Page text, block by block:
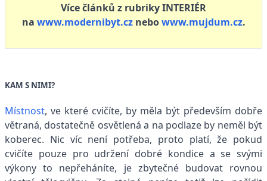
Více článků z rubriky INTERIÉR
na www.modernibyt.cz nebo www.mujdum.cz.
KAM S NIMI?
Místnost, ve které cvičíte, by měla být především dobře
větraná, dostatečně osvětlená a na podlaze by neměl být
koberec. Nic víc není potřeba, proto platí, že pokud
cvičíte pouze pro udržení dobré kondice a se svými
výkony to nepřeháníte, je zbytečné budovat rovnou